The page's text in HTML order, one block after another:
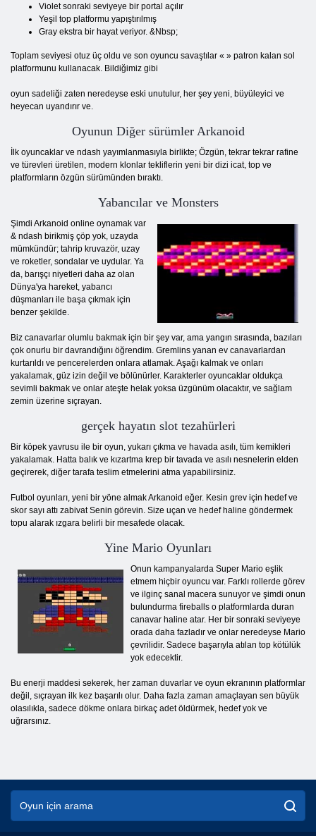
Violet sonraki seviyeye bir portal açılır
Yeşil top platformu yapıştırılmış
Gray ekstra bir hayat veriyor. &Nbsp;
Toplam seviyesi otuz üç oldu ve son oyuncu savaştılar « » patron kalan sol
platformunu kullanacak. Bildiğimiz gibi
oyun sadeliği zaten neredeyse eski unutulur, her şey yeni, büyüleyici ve
heyecan uyandırır ve.
Oyunun Diğer sürümler Arkanoid
İlk oyuncaklar ve ndash yayımlanmasıyla birlikte; Özgün, tekrar tekrar rafine
ve türevleri üretilen, modern klonlar tekliflerin yeni bir dizi icat, top ve
platformların özgün sürümünden bıraktı.
Yabancılar ve Monsters
Şimdi Arkanoid online oynamak var
& ndash birikmiş çöp yok, uzayda
mümkündür; tahrip kruvazör, uzay
ve roketler, sondalar ve uydular. Ya
da, barışçı niyetleri daha az olan
Dünya'ya hareket, yabancı
düşmanları ile başa çıkmak için
benzer şekilde.
Biz canavarlar olumlu bakmak için bir şey var, ama yangın sırasında, bazıları
çok onurlu bir davrandığını öğrendim. Gremlins yanan ev canavarlardan
kurtarıldı ve pencerelerden onlara atlamak. Aşağı kalmak ve onları
yakalamak, güz izin değil ve bölünürler. Karakterler oyuncaklar oldukça
sevimli bakmak ve onlar ateşte helak yoksa üzgünüm olacaktır, ve sağlam
zemin üzerine sıçrayan.
gerçek hayatın slot tezahürleri
Bir köpek yavrusu ile bir oyun, yukarı çıkma ve havada asılı, tüm kemikleri
yakalamak. Hatta balık ve kızartma krep bir tavada ve asılı nesnelerin elden
geçirerek, diğer tarafa teslim etmelerini atma yapabilirsiniz.
Futbol oyunları, yeni bir yöne almak Arkanoid eğer. Kesin grev için hedef ve
skor sayı attı zabivat Senin görevin. Size uçan ve hedef haline göndermek
topu alarak ızgara belirli bir mesafede olacak.
Yine Mario Oyunları
Onun kampanyalarda Super Mario eşlik
etmem hiçbir oyuncu var. Farklı rollerde görev
ve ilginç sanal macera sunuyor ve şimdi onun
bulundurma fireballs o platformlarda duran
canavar haline atar. Her bir sonraki seviyeye
orada daha fazladır ve onlar neredeyse Mario
çevrilidir. Sadece başarıyla atılan top kötülük
yok edecektir.
Bu enerji maddesi sekerek, her zaman duvarlar ve oyun ekranının platformlar
değil, sıçrayan ilk kez başarılı olur. Daha fazla zaman amaçlayan sen büyük
olasılıkla, sadece dökme onlara birkaç adet öldürmek, hedef yok ve
uğrarsınız.